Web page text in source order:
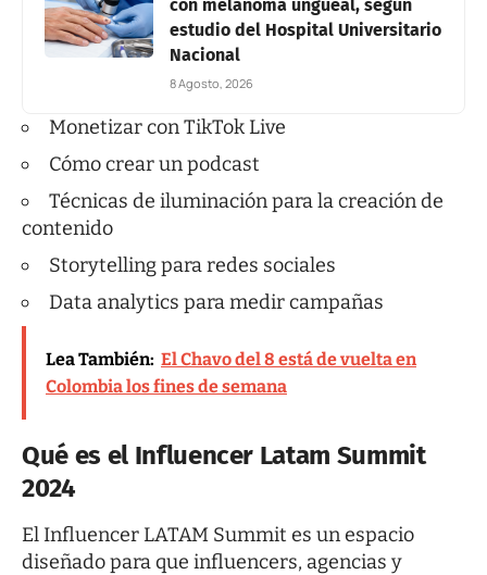
con melanoma ungueal, según
estudio del Hospital Universitario
Nacional
8 Agosto, 2026
Monetizar con TikTok Live
Cómo crear un podcast
Técnicas de iluminación para la creación de
contenido
Storytelling para redes sociales
Data analytics para medir campañas
Lea También: El Chavo del 8 está de vuelta en
Colombia los fines de semana
Qué es el Influencer Latam Summit
2024
El Influencer LATAM Summit es un espacio
diseñado para que influencers, agencias y